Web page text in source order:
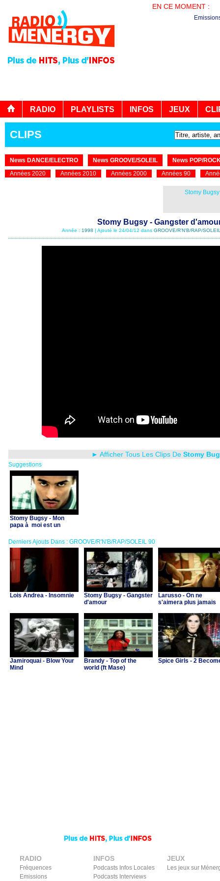
EN CE MOMENT :
RADIO PLAYLISTS INFOS JEUX
CLIPS
News DANCE/ELECTRO News GROOVE/SOLEIL
News POP/
Années 2020
Années 2010 Années 2000 Années 90
Stomy
Stomy Bugsy - Gangster
Année : 1998 | Ajouté le 24/04/12 dans GROOVE/R'N'B/RAP/
► Afficher Tous Les Clips De Stomy
Suggestions
Stomy Bugsy - Mon
papa à moi est un
Derniers Ajouts Dans : GROOVE/R'N'B/RAP/SOLEIL 90
Lois Andrea - Insomnie
Stomy Bugsy - Gangster
d'amour
Larusso - On ne
s'aimera plus jamais
Jamiroquai - Blow Your
Mind
Brandy - Top of the
world (ft Mase)
Spice Girls - 2
RADIO
Fréquences
Emissions
INFOS
Podcasts Infos Locales
Podcasts Interviews
JEUX
Les jeux sur